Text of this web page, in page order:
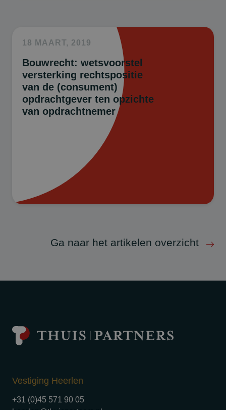
18 MAART, 2019
Bouwrecht: wetsvoorstel
versterking rechtspositie
van de (consument)
opdrachtgever ten opzichte
van opdrachtnemer
Ga naar het artikelen overzicht
Vestiging Heerlen
+31 (0)45 571 90 05